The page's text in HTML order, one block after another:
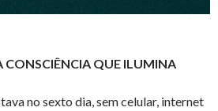
CONSCIÊNCIA QUE ILUMINA
no sexto dia, sem celular, internet